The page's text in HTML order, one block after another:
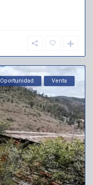
Oportunidad Venta